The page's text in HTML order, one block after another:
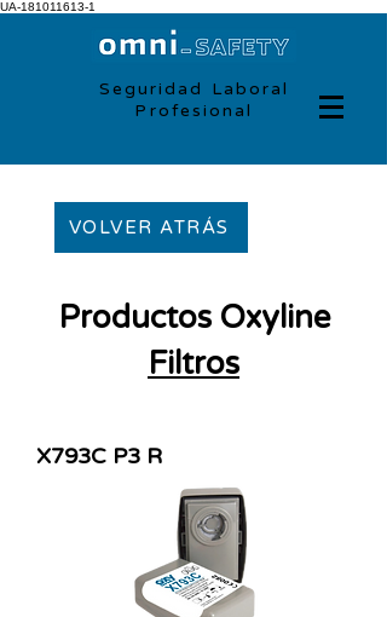
UA-181011613-1
Seguridad Laboral
Profesional
VOLVER ATRÁS
Productos Oxyline
Filtros
X793C P3 R